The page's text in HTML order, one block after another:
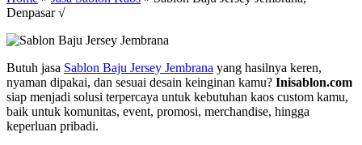
Denpasar √
Butuh jasa Sablon Baju Jersey Jembrana yang hasilnya keren,
nyaman dipakai, dan sesuai desain keinginan kamu? Inisablon.com
siap menjadi solusi terpercaya untuk kebutuhan kaos custom kamu,
baik untuk komunitas, event, promosi, merchandise, hingga
keperluan pribadi.